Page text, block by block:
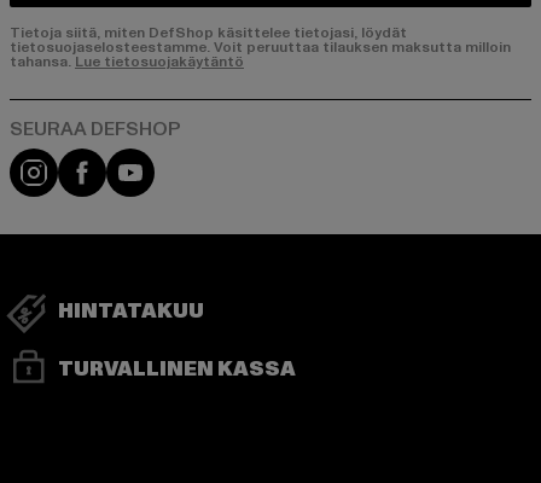
Tietoja siitä, miten DefShop käsittelee tietojasi, löydät
tietosuojaselosteestamme. Voit peruuttaa tilauksen maksutta milloin
tahansa. Lue tietosuojakäytäntö
Visit our Instagram page:
Visit our Facebook page:
Visit our YouTube channel:
HINTATAKUU
TURVALLINEN KASSA